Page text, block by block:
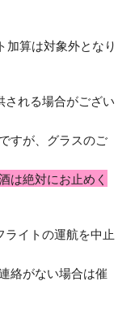
加算は対象外となり
れる場合がござい
すが、グラスのご
は絶対にお止めく
イトの運航を中止
絡がない場合は催